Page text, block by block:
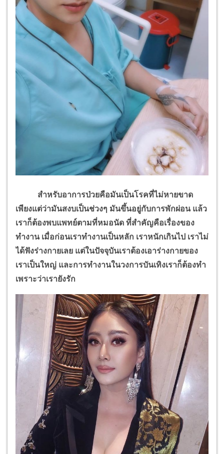
สำหรับอาการป่วยคือมันเป็นโรคที่ไม่หายขาด
เพียงแต่ว่ามันสงบเป็นช่วงๆ มันขึ้นอยู่กับการพักผ่อน แล้ว
เราก็ต้องพบแพทย์ตามที่หมอนัด ที่สำคัญคือเรื่องของ
ทำงาน เมื่อก่อนเราทำงานเป็นหลัก เราหนักเกินไป เราไม่
ได้ฟังร่างกายเลย แต่ในปัจจุบันเราต้องเอาร่างกายของ
เราเป็นใหญ่ และการทำงานในวงการบันเทิงเราก็ต้องทำ
เพราะว่าเรายังรัก